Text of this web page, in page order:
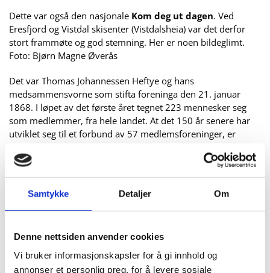
Samtykke Detaljer Om
Denne nettsiden anvender cookies
Vi bruker informasjonskapsler for å gi innhold og
annonser et personlig preg, for å levere sosiale
Dette var også den nasjonale Kom deg ut dagen. Ved
Eresfjord og Vistdal skisenter (Vistdalsheia) var det derfor
stort frammøte og god stemning. Her er noen bildeglimt.
Foto: Bjørn Magne Øverås
Det var Thomas Johannessen Heftye og hans
medsammensvorne som stifta foreninga den 21. januar
1868. I løpet av det første året tegnet 223 mennesker seg
som medlemmer, fra hele landet. At det 150 år senere har
utviklet seg til et forbund av 57 medlemsforeninger, er
dette her.